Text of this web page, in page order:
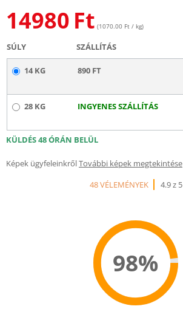
14980 Ft (1070.00 Ft / kg)
SÚLY SZÁLLÍTÁS
14 KG 890 FT
28 KG INGYENES SZÁLLÍTÁS
KÜLDÉS 48 ÓRÁN BELÜL
Képek ügyfeleinkrőlTovábbi képek megtekintése
48 VÉLEMÉNYEK
4.9 z 5
98%